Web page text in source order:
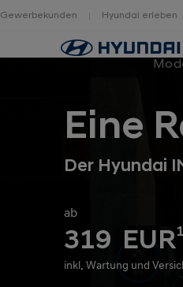
Gewerbekunden Hyundai erleben
Eine
Der Hyundai
ab
319 EUR1
inkl. Wartung und